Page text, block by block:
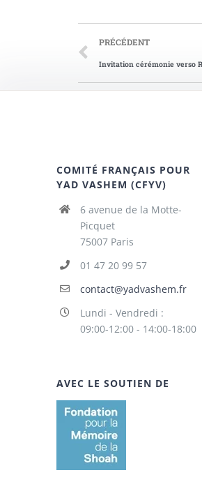
PRÉCÉDENT
Invitation cérémonie verso
COMITÉ FRANÇAIS POUR
YAD VASHEM (CFYV)
6 avenue de la Motte-
Picquet
75007 Paris
01 47 20 99 57
contact@yadvashem.fr
Lundi - Vendredi :
09:00-12:00 - 14:00-18:00
AVEC LE SOUTIEN DE